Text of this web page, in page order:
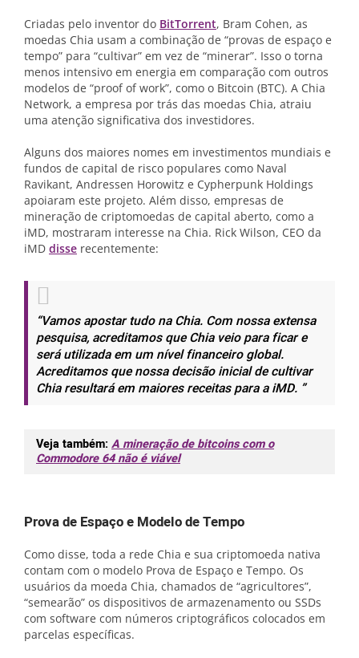
Criadas pelo inventor do BitTorrent, Bram Cohen, as
moedas Chia usam a combinação de “provas de espaço e
tempo” para “cultivar” em vez de “minerar”. Isso o torna
menos intensivo em energia em comparação com outros
modelos de “proof of work”, como o Bitcoin (BTC). A Chia
Network, a empresa por trás das moedas Chia, atraiu
uma atenção significativa dos investidores.
Alguns dos maiores nomes em investimentos mundiais e
fundos de capital de risco populares como Naval
Ravikant, Andressen Horowitz e Cypherpunk Holdings
apoiaram este projeto. Além disso, empresas de
mineração de criptomoedas de capital aberto, como a
iMD, mostraram interesse na Chia. Rick Wilson, CEO da
iMD disse recentemente:
“Vamos apostar tudo na Chia. Com nossa extensa
pesquisa, acreditamos que Chia veio para ficar e
será utilizada em um nível financeiro global.
Acreditamos que nossa decisão inicial de cultivar
Chia resultará em maiores receitas para a iMD. ”
Veja também:A mineração de bitcoins com o
Commodore 64 não é viável
Prova de Espaço e Modelo de Tempo
Como disse, toda a rede Chia e sua criptomoeda nativa
contam com o modelo Prova de Espaço e Tempo. Os
usuários da moeda Chia, chamados de “agricultores”,
“semearão” os dispositivos de armazenamento ou SSDs
com software com números criptográficos colocados em
parcelas específicas.